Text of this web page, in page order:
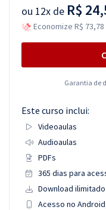
ou 12x de R$
Economize R$ 73,78
Garantia de
Este curso inclui:
Videoaulas
Audioaulas
PDFs
365 dias para
Download
Acesso no